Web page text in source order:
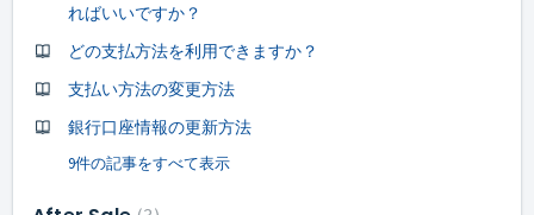
ればいいですか？
どの支払方法を利用できますか？
支払い方法の変更方法
銀行口座情報の更新方法
9件の記事をすべて表示